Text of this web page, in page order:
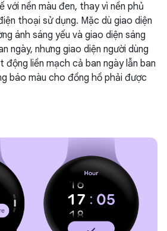
nền màu đen, thay vì nền phủ
thoại sử dụng. Mặc dù giao diện
ánh sáng yếu và giao diện sáng
ngày, nhưng giao diện người dùng
liền mạch cả ban ngày lẫn ban
báo màu cho đồng hồ phải được